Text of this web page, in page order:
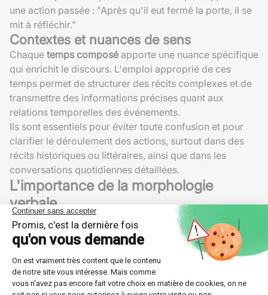
une action passée : "Après qu'il eut fermé la porte, il se
mit à réfléchir."
Contextes et nuances de sens
Chaque temps composé apporte une nuance spécifique
qui enrichit le discours. L'emploi approprié de ces
temps permet de structurer des récits complexes et de
transmettre des informations précises quant aux
relations temporelles des événements.
Ils sont essentiels pour éviter toute confusion et pour
clarifier le déroulement des actions, surtout dans des
récits historiques ou littéraires, ainsi que dans les
conversations quotidiennes détaillées.
L'importance de la morphologie
verbale
Lamorphologie verbale
, c'est-à-dire la manière dont
les formes verbales changent pour exprimer différentes
valeurs grammaticales, est fondamentale pour maîtriser
laconjugaisondestemps composés
. Elle inclut la
reconnaissance et l'utilisation des terminaisons
appropriées, ainsi que la connaissance des irrégularités